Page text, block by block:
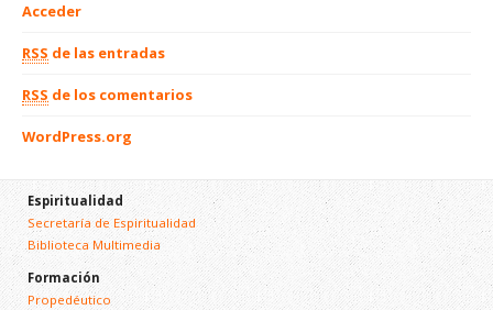
Acceder
RSS de las entradas
RSS de los comentarios
WordPress.org
Espiritualidad
Secretaría de Espiritualidad
Biblioteca Multimedia
Formación
Propedéutico